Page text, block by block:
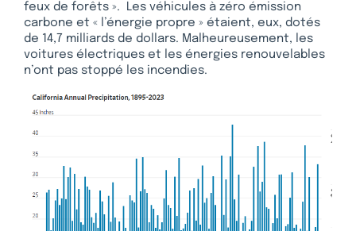
feux de forêts ». Les véhicules à zéro émission
carbone et « l’énergie propre » étaient, eux, dotés
de 14,7 milliards de dollars. Malheureusement, les
voitures électriques et les énergies renouvelables
n’ont pas stoppé les incendies.